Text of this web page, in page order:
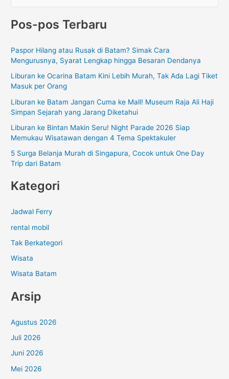
r
u
t
Pos-pos Terbaru
Paspor Hilang atau Rusak di Batam? Simak Cara
Mengurusnya, Syarat Lengkap hingga Besaran Dendanya
Liburan ke Ocarina Batam Kini Lebih Murah, Tak Ada Lagi Tiket
Masuk per Orang
Liburan ke Batam Jangan Cuma ke Mall! Museum Raja Ali Haji
Simpan Sejarah yang Jarang Diketahui
Liburan ke Bintan Makin Seru! Night Parade 2026 Siap
Memukau Wisatawan dengan 4 Tema Spektakuler
5 Surga Belanja Murah di Singapura, Cocok untuk One Day
Trip dari Batam
Kategori
Jadwal Ferry
rental mobil
Tak Berkategori
Wisata
Wisata Batam
Arsip
Agustus 2026
Juli 2026
Juni 2026
Mei 2026